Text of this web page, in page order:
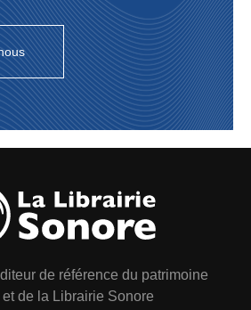
de référence du patrimoine
de la Librairie Sonore